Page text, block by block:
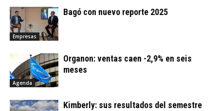
Empresas
Bagó con nuevo reporte 2025
Agenda
Organon: ventas caen -2,9% en seis
meses
Kimberly: sus resultados del semestre